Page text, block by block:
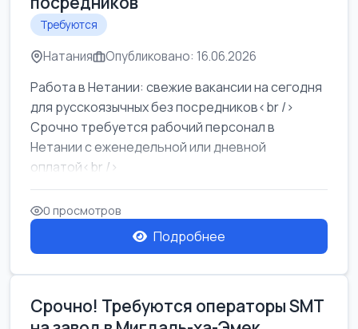
Требуются
Натания Опубликовано: 16.06.2026
Работа в Нетании: свежие вакансии на сегодня
для русскоязычных без посредников<br />
Срочно требуется рабочий персонал в
Нетании с еженедельной или дневной
оплатой<br />
Свежие вакансии в Нетании дл...
0 просмотров
Подробнее
Срочно! Требуются операторы SMT